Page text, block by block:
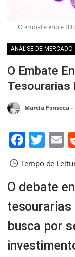
O embate entre
ANÁLISE DE MERCADO
O Embate
Tesourarias
Tempo de
O debate
tesourarias
busca por